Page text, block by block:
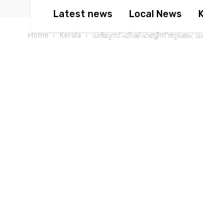
Latest news Local News
Home Kerala ധര്‍മൂസ് ഫിഷ് ഹബ്ബിന് തുടക്കം;